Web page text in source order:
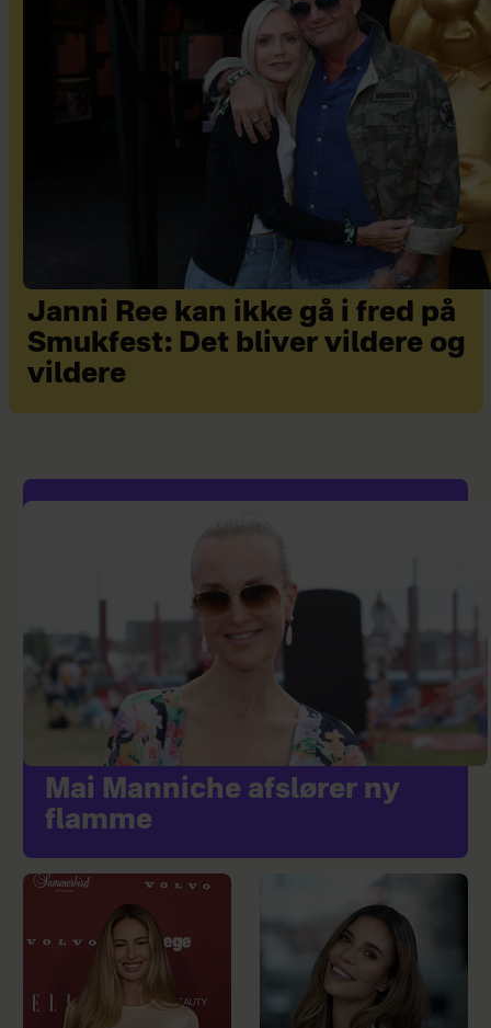
Janni Ree kan ikke gå i fred på
Smukfest: Det bliver vildere og
vildere
Mai Manniche afslører ny
flamme